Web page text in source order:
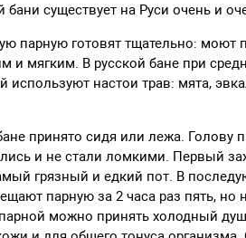
бани существует на Руси очень и
парную готовят тщательно:
и мягким. В русской бане при
используют настои трав: мята,
принято сидя или лежа.
и не стали ломкими. Первый
грязный и едкий пот. В
парную за 2 часа раз пять, но
можно принять холодный